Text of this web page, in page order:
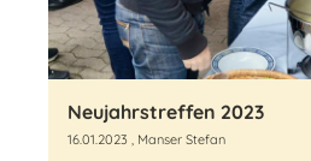
Neujahrstreffen 2023
16.01.2023 , Manser Stefan